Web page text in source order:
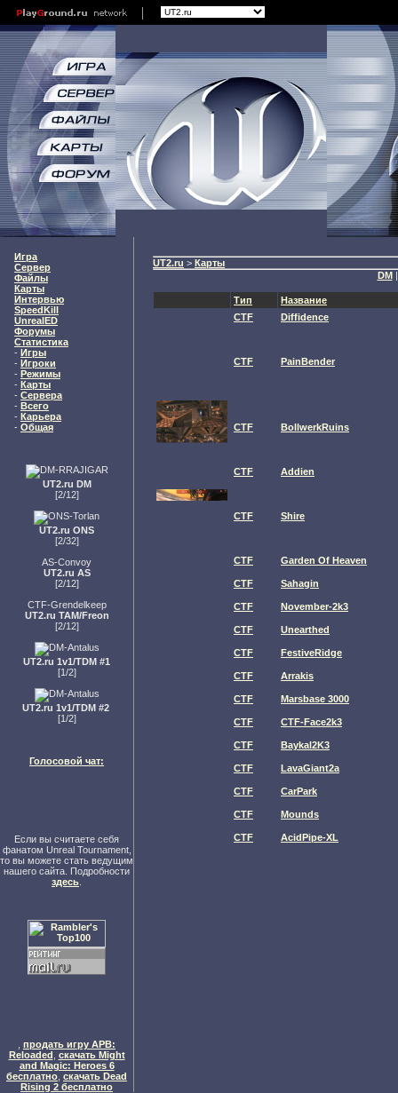
Игра
Сервер
Файлы
Карты
Интервью
SpeedKill
UnrealED
Форумы
Статистика
- Игры
- Игроки
- Режимы
- Карты
- Сервера
- Всего
- Карьера
- Общая
UT2.ru DM
[2/12]
UT2.ru ONS
[2/32]
AS-Convoy
UT2.ru AS
[2/12]
CTF-Grendelkeep
UT2.ru TAM/Freon
[2/12]
UT2.ru 1v1/TDM #1
[1/2]
UT2.ru 1v1/TDM #2
[1/2]
Голосовой чат:
Если вы считаете себя
фанатом Unreal Tournament,
то вы можете стать ведущим
нашего сайта. Подробности
здесь
продать игру APB:
Reloaded скачать Might
and Magic: Heroes 6
бесплатно скачать Dead
Rising 2 бесплатно
UT2.ru > Карты
DM
Тип
Название
CTF
Diffidence
CTF PainBender
CTF BollwerkRuins
CTF Addien
CTF Shire
CTF Garden Of Heaven
CTF Sahagin
CTF November-2k3
CTF Unearthed
CTF FestiveRidge
CTF Arrakis
CTF Marsbase 3000
CTF CTF-Face2k3
CTF Baykal2K3
CTF LavaGiant2a
CTF CarPark
CTF Mounds
CTF AcidPipe-XL